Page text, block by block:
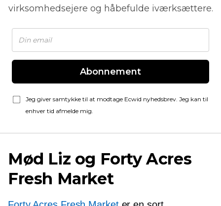
virksomhedsejere og håbefulde iværksættere.
Abonnement
Jeg giver samtykke til at modtage Ecwid nyhedsbrev. Jeg kan til
enhver tid afmelde mig.
Mød Liz og Forty Acres
Fresh Market